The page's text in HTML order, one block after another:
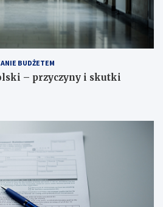
BUDŻETEM
– przyczyny i skutki